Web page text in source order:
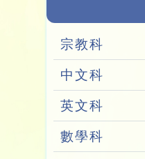
宗教科
中文科
英文科
數學科